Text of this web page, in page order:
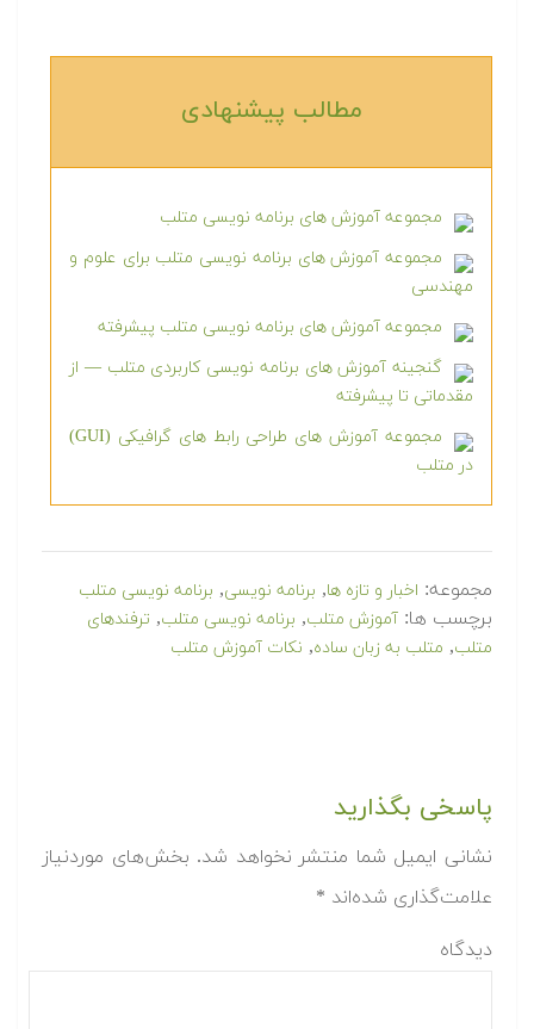
مطالب پیشنهادی‎
مجموعه آموزش های برنامه نویسی متلب
مجموعه آموزش های برنامه نویسی متلب برای علوم و
مهندسی
مجموعه آموزش های برنامه نویسی متلب پیشرفته
گنجینه آموزش های برنامه نویسی کاربردی متلب — از
مقدماتی تا پیشرفته
مجموعه آموزش های طراحی رابط های گرافیکی (GUI)
در متلب
مجموعه: اخبار و تازه ها, برنامه نویسی, برنامه نویسی متلب
برچسب ها: آموزش متلب, برنامه نویسی متلب, ترفندهای
متلب, متلب به زبان ساده, نکات آموزش متلب
پاسخی بگذارید
نشانی ایمیل شما منتشر نخواهد شد. بخش‌های موردنیاز
علامت‌گذاری شده‌اند *
دیدگاه